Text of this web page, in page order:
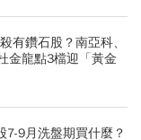
有鑽石股？南亞科、
金龍點3檔迎「黃金
7-9月洗盤期買什麼？